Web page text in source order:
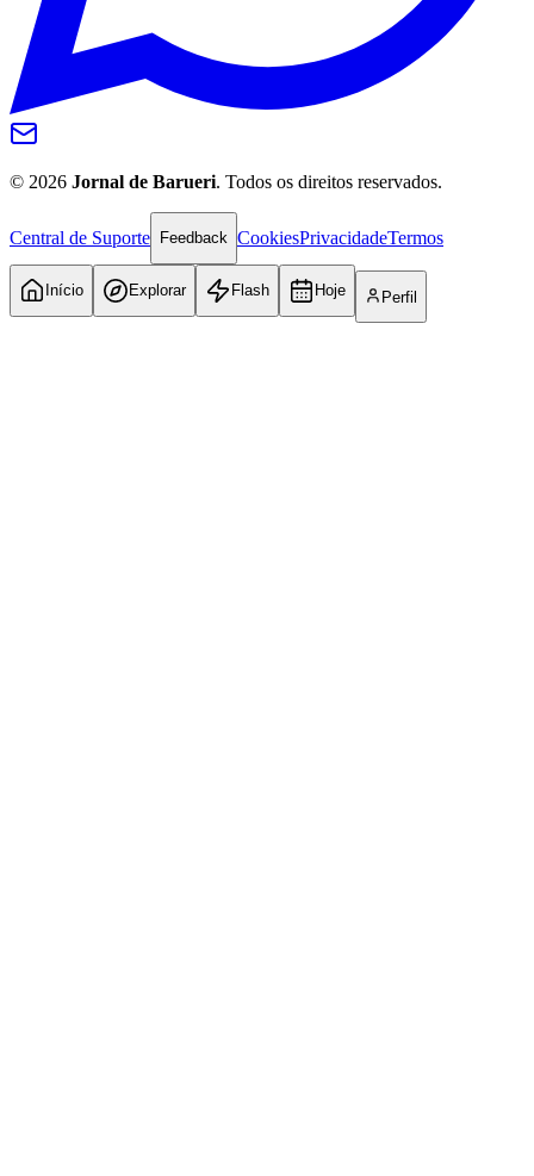
Internacional
© 2026 Jornal de Barueri. Todos os direitos reservados.
Central de Suporte Feedback CookiesPrivacidadeTermos
Início Explorar Flash Hoje Perfil